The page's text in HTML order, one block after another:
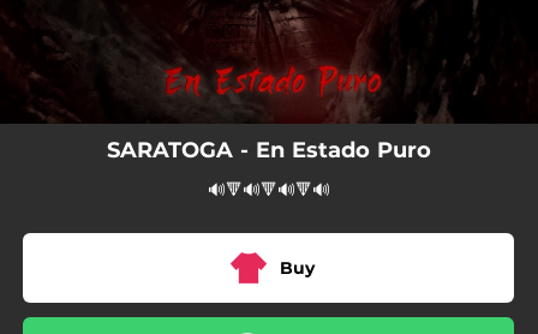
Basta Ya De Horror
04:01
Todo Acabó
03:46
Te Vistes De León
03:24
Somos Fuego
SARATOGA - En Estado Puro
🔊🔻🔊🔻🔊🔻🔊
Buy